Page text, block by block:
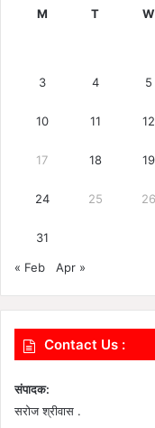
M T W
3 4 5
10 11 12
17 18 19
24 25 26
31
« Feb Apr »
Contact Us :
संपादक:
सरोज श्रीवास .